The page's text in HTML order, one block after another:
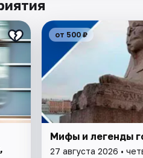
от 500 ₽
Мифы и легенды
27 августа 2026 •